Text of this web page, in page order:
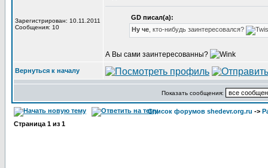
Зарегистрирован: 10.11.2011
Сообщения: 10
GD писал(а):
Ну че , кто-нибудь заинтересовался?
А Вы сами заинтересованны?
Вернуться к началу
Показать сообщения:
Список форумов shedevr.org.ru ->
Страница 1 из 1